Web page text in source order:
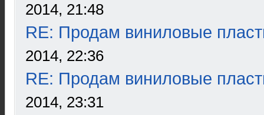
2014, 21:48
RE: Продам виниловые
2014, 22:36
RE: Продам виниловые
2014, 23:31